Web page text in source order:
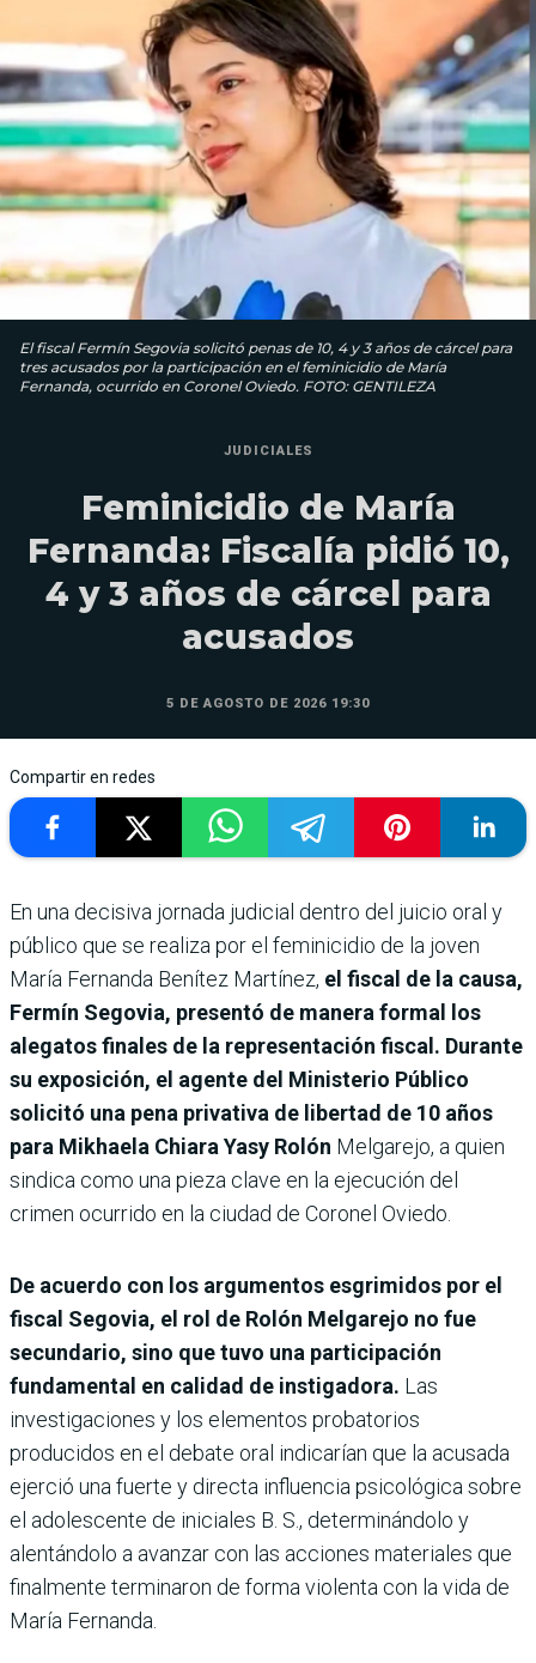
El fiscal Fermín Segovia solicitó penas de 10, 4 y 3 años de cárcel para
tres acusados por la participación en el feminicidio de María
Fernanda, ocurrido en Coronel Oviedo. FOTO: GENTILEZA
JUDICIALES
Feminicidio de María
Fernanda: Fiscalía pidió 10,
4 y 3 años de cárcel para
acusados
5 DE AGOSTO DE 2026 19:30
Compartir en redes
En una decisiva jornada judicial dentro del juicio oral y
público que se realiza por el feminicidio de la joven
María Fernanda Benítez Martínez, el fiscal de la causa,
Fermín Segovia, presentó de manera formal los
alegatos finales de la representación fiscal. Durante
su exposición, el agente del Ministerio Público
solicitó una pena privativa de libertad de 10 años
para Mikhaela Chiara Yasy Rolón Melgarejo, a quien
sindica como una pieza clave en la ejecución del
crimen ocurrido en la ciudad de Coronel Oviedo.
De acuerdo con los argumentos esgrimidos por el
fiscal Segovia, el rol de Rolón Melgarejo no fue
secundario, sino que tuvo una participación
fundamental en calidad de instigadora. Las
investigaciones y los elementos probatorios
producidos en el debate oral indicarían que la acusada
ejerció una fuerte y directa influencia psicológica sobre
el adolescente de iniciales B. S., determinándolo y
alentándolo a avanzar con las acciones materiales que
finalmente terminaron de forma violenta con la vida de
María Fernanda.